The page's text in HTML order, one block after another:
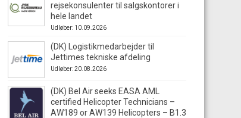
rejsekonsulenter til salgskontorer i
hele landet
Udløber: 10.09.2026
(DK) Logistikmedarbejder til
Jettimes tekniske afdeling
Udløber: 20.08.2026
(DK) Bel Air seeks EASA AML
certified Helicopter Technicians –
AW189 or AW139 Helicopters – B1.3